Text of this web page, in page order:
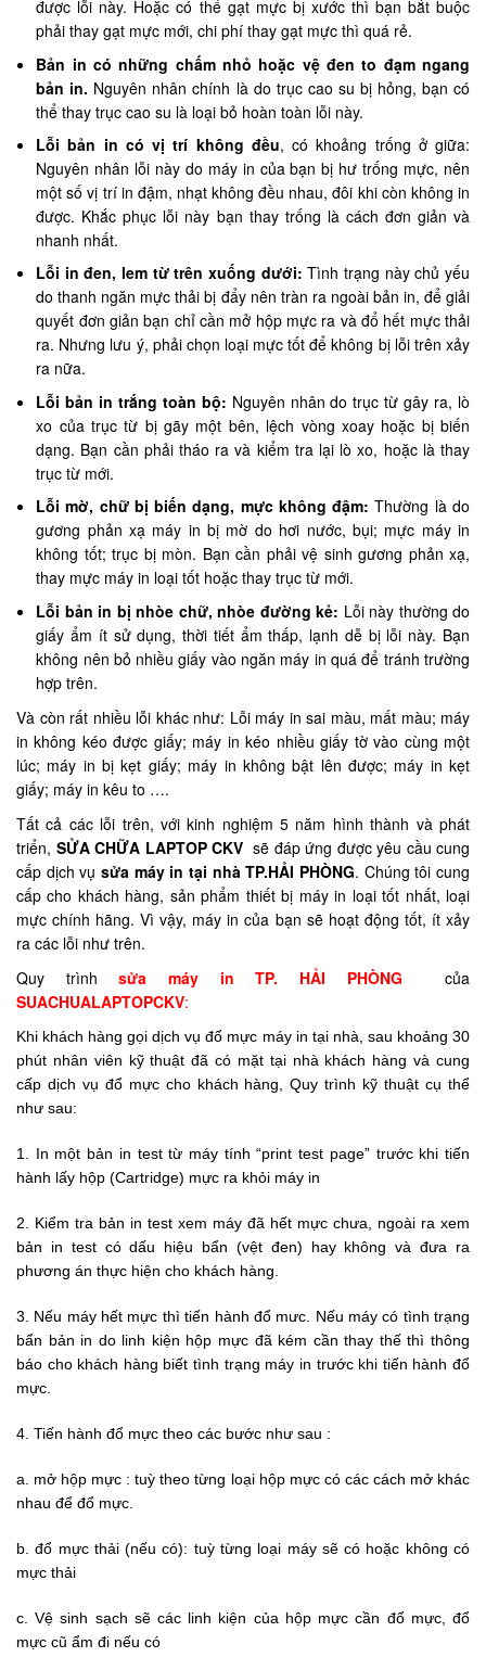
được lỗi này. Hoặc có thể gạt mực bị xước thì bạn bắt buộc
phải thay gạt mực mới, chi phí thay gạt mực thì quá rẻ.
Bản in có những chấm nhỏ hoặc vệ đen to đạm ngang
bản in. Nguyên nhân chính là do trục cao su bị hỏng, bạn có
thể thay trục cao su là loại bỏ hoàn toàn lỗi này.
Lỗi bản in có vị trí không đều, có khoảng trống ở giữa:
Nguyên nhân lỗi này do máy in của bạn bị hư trống mực, nên
một số vị trí in đậm, nhạt không đều nhau, đôi khi còn không in
được. Khắc phục lỗi này bạn thay trống là cách đơn giản và
nhanh nhất.
Lỗi in đen, lem từ trên xuống dưới: Tình trạng này chủ yếu
do thanh ngăn mực thải bị đẩy nên tràn ra ngoài bản in, để giải
quyết đơn giản bạn chỉ cần mở hộp mực ra và đổ hết mực thải
ra. Nhưng lưu ý, phải chọn loại mực tốt để không bị lỗi trên xảy
ra nữa.
Lỗi bản in trắng toàn bộ: Nguyên nhân do trục từ gây ra, lò
xo của trục từ bị gãy một bên, lệch vòng xoay hoặc bị biến
dạng. Bạn cần phải tháo ra và kiểm tra lại lò xo, hoặc là thay
trục từ mới.
Lỗi mờ, chữ bị biến dạng, mực không đậm: Thường là do
gương phản xạ máy in bị mờ do hơi nước, bụi; mực máy in
không tốt; trục bị mòn. Bạn cần phải vệ sinh gương phản xạ,
thay mực máy in loại tốt hoặc thay trục từ mới.
Lỗi bản in bị nhòe chữ, nhòe đường kẻ: Lỗi này thường do
giấy ẩm ít sử dụng, thời tiết ẩm thấp, lạnh dễ bị lỗi này. Bạn
không nên bỏ nhiều giấy vào ngăn máy in quá để tránh trường
hợp trên.
Và còn rất nhiều lỗi khác như: Lỗi máy in sai màu, mất màu; máy
in không kéo được giấy; máy in kéo nhiều giấy tờ vào cùng một
lúc; máy in bị kẹt giấy; máy in không bật lên được; máy in kẹt
giấy; máy in kêu to ….
Tất cả các lỗi trên, với kinh nghiệm 5 năm hình thành và phát
triển, SỬA CHỮA LAPTOP CKV sẽ đáp ứng được yêu cầu cung
cấp dịch vụ sửa máy in tại nhà TP.HẢI PHÒNG. Chúng tôi cung
cấp cho khách hàng, sản phẩm thiết bị máy in loại tốt nhất, loại
mực chính hãng. Vì vậy, máy in của bạn sẽ hoạt động tốt, ít xảy
ra các lỗi như trên.
Quy trình
sửa máy in TP. HẢI PHÒNG
của
SUACHUALAPTOPCKV:
Khi khách hàng gọi dịch vụ đổ mực máy in tại nhà, sau khoảng 30
phút nhân viên kỹ thuật đã có mặt tại nhà khách hàng và cung
cấp dịch vụ đổ mực cho khách hàng, Quy trình kỹ thuật cụ thể
như sau:
1. In một bản in test từ máy tính “print test page” trước khi tiến
hành lấy hộp (Cartridge) mực ra khỏi máy in
2. Kiểm tra bản in test xem máy đã hết mực chưa, ngoài ra xem
bản in test có dấu hiệu bẩn (vệt đen) hay không và đưa ra
phương án thực hiện cho khách hàng.
3. Nếu máy hết mực thì tiến hành đổ mưc. Nếu máy có tình trạng
bẩn bản in do linh kiện hộp mực đã kém cần thay thế thì thông
báo cho khách hàng biết tình trạng máy in trước khi tiến hành đổ
mực.
4. Tiến hành đổ mực theo các bước như sau :
a. mở hộp mực : tuỳ theo từng loại hộp mực có các cách mở khác
nhau để đổ mực.
b. đổ mực thải (nếu có): tuỳ từng loại máy sẽ có hoặc không có
mực thải
c. Vệ sinh sạch sẽ các linh kiện của hộp mực cần đổ mực, đổ
mực cũ ẩm đi nếu có